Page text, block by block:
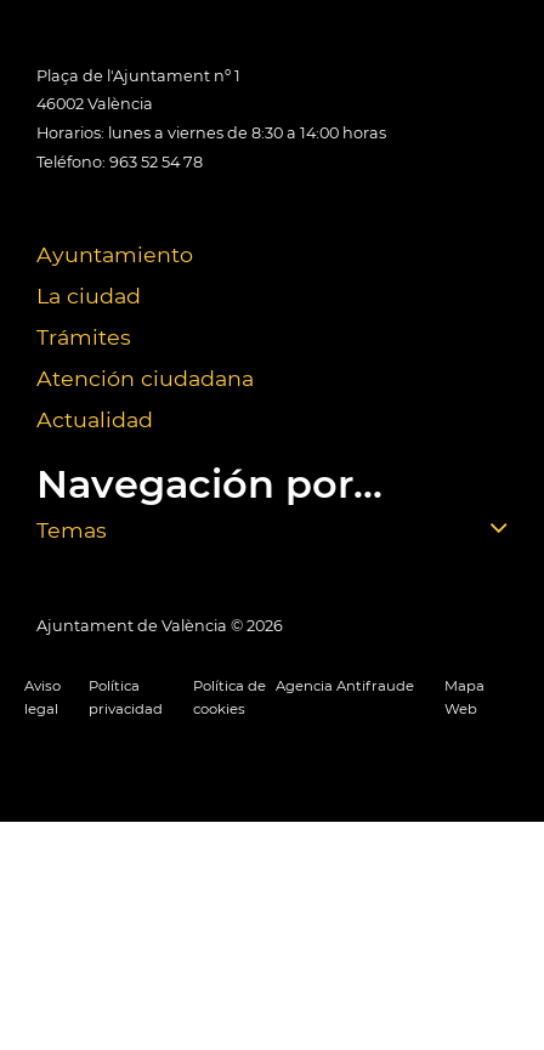
Plaça de l'Ajuntament nº 1
46002 València
Horarios: lunes a viernes de 8:30 a 14:00 horas
Teléfono: 963 52 54 78
Ayuntamiento
La ciudad
Trámites
Atención ciudadana
Actualidad
Navegación por...
Temas
Ajuntament de València © 2026
Aviso
legal
Política
privacidad
Política de
cookies
Agencia Antifraude
Mapa
Web